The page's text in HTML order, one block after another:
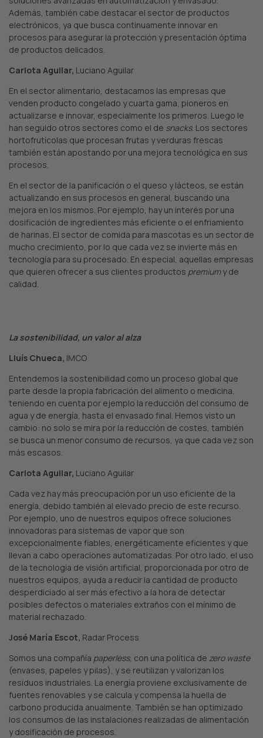
Además, también cabe destacar el sector de productos
electrónicos, ya que busca continuamente innovar en
procesos para asegurar la protección y presentación óptima
de productos delicados.
Carlota Aguilar, Luciano Aguilar
En el sector alimentario, destacamos las empresas que
venden producto congelado y cuarta gama, pioneros en
actualizarse e innovar, especialmente los primeros. Luego le
han seguido otros sectores como el de snacks. Los sectores
hortofrutícolas que procesan frutas y verduras frescas
también están apostando por una mejora tecnológica en sus
procesos.
En el sector de la panificación o el queso y lácteos, se están
actualizando en sus procesos en general, buscando una
mejora en los mismos. Por ejemplo, hay un interés por una
dosificación de ingredientes más eficiente o el enfriamiento
de harinas. El sector de comida para mascotas es un sector de
mucho crecimiento, por lo que cada vez se invierte más en
tecnología para su procesado. En especial, aquellas empresas
que quieren ofrecer a sus clientes productos premiumy de
calidad.
La sostenibilidad, un valor al alza
Lluís Chueca, IMCO
Entendemos la sostenibilidad como un proceso global que
parte desde la propia fabricación del alimento o medicina,
teniendo en cuenta por ejemplo la reducción del consumo de
agua y de energía, hasta el envasado final. Hemos visto un
cambio: no solo se mira por la reducción de costes, también
se busca un menor consumo de recursos, ya que cada vez son
más escasos.
Carlota Aguilar, Luciano Aguilar
Cada vez hay más preocupación por un uso eficiente de la
energía, debido también al elevado precio de este recurso.
Por ejemplo, uno de nuestros equipos ofrece soluciones
innovadoras para sistemas de vapor que son
excepcionalmente fiables, energéticamente eficientes y que
llevan a cabo operaciones automatizadas. Por otro lado, el uso
de la tecnología de visión artificial, proporcionada por otro de
nuestros equipos, ayuda a reducir la cantidad de producto
desperdiciado al ser más efectivo a la hora de detectar
posibles defectos o materiales extraños con el mínimo de
material rechazado.
José María Escot, Radar Process
Somos una compañía paperless, con una política de zero waste
(envases, papeles y pilas), y se reutilizan y valorizan los
residuos industriales. La energía proviene exclusivamente de
fuentes renovables y se calcula y compensa la huella de
carbono producida anualmente. También se han optimizado
los consumos de las instalaciones realizadas de alimentación
y dosificación de procesos.